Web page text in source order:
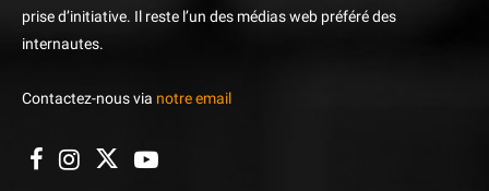
prise d’initiative. Il reste l’un des médias web préféré des
internautes.
Contactez-nous via notre email